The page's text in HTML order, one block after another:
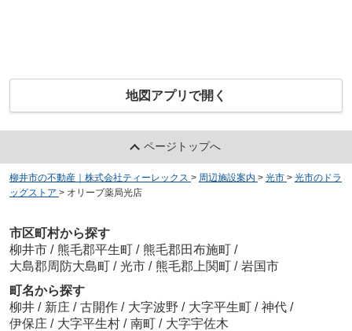
地図アプリで開く
ページトップへ
柳井市の不動産｜株式会社ティーレックス > 周辺施設案内 > 光市 > 光市のドラ
ッグストア > オリーブ薬局光店
市区町村から探す
柳井市 / 熊毛郡平生町 / 熊毛郡田布施町 /
大島郡周防大島町 / 光市 / 熊毛郡上関町 / 岩国市
町名から探す
柳井 / 新庄 / 古開作 / 大字波野 / 大字平生町 / 神代 /
伊保庄 / 大字平生村 / 南町 / 大字宇佐木